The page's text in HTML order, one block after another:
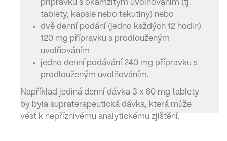
přípravku s okamžitým uvolňováním (tj.
tablety, kapsle nebo tekutiny) nebo
dvě denní podání (jedno každých 12 hodin)
120 mg přípravku s prodlouženým
uvolňováním
jedno denní podávání 240 mg přípravku s
prodlouženým uvolňováním.
Například jediná denní dávka 3 x 60 mg tablety
by byla supraterapeutická dávka, která může
vést k nepříznivému analytickému zjištění.